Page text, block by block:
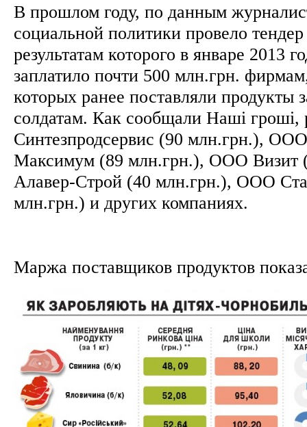
В прошлом году, по данным
социальной политики провело
результатам которого в январе 2013
заплатило почти 500 млн.грн.
которых ранее поставляли продукты
солдатам. Как сообщали Наші
Синтезпродсервис (90 млн.грн.),
Максимум (89 млн.грн.), ООО
Алавер-Строй (40 млн.грн.), ООО
млн.грн.) и других компаниях.
Маржа поставщиков продуктов